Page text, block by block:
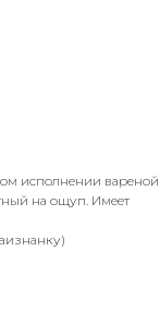
исполнении вареной
на ощуп. Имеет